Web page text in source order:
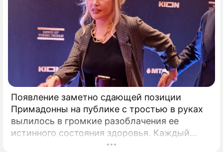
Появление заметно сдающей позиции
Примадонны на публике с тростью в руках
вылилось в громкие разоблачения ее
истинного состояния здоровья. Каждый
выход некогда главной певицы страны в